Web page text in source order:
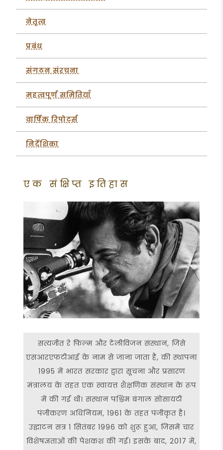
नेतृत्व
प्रबंध
संगठन संरचना
महत्वपूर्ण समितियाँ
वार्षिक रिपोर्ट्स
निर्देशिका
एक संक्षिप्त इतिहास
सत्यजीत रे फिल्म और टेलीविजन संस्थान, जिसे
एसआरएफटीआई के नाम से जाना जाता है, की स्थापना
1995 में भारत सरकार द्वारा सूचना और प्रसारण
मंत्रालय के तहत एक स्वायत्त शैक्षणिक संस्थान के रूप
में की गई थी। संस्थान पश्चिम बंगाल सोसायटी
पंजीकरण अधिनियम, 1961 के तहत पंजीकृत है।
उद्घाटन सत्र 1 सितंबर 1996 को शुरू हुआ, जिसमें चार
विशेषज्ञताओं की पेशकश की गई। इसके बाद, 2017 में,